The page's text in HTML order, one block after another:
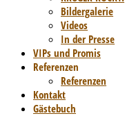
Bildergalerie
Videos
In der Presse
VIPs und Promis
Referenzen
Referenzen
Kontakt
Gästebuch